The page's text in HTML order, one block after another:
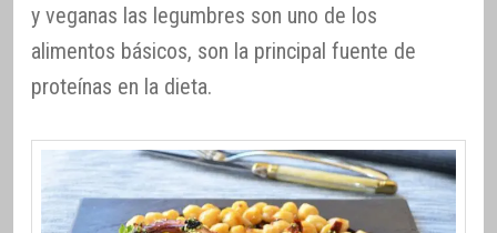
y veganas las legumbres son uno de los
alimentos básicos, son la principal fuente de
proteínas en la dieta.